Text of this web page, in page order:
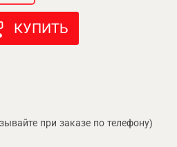
КУПИТЬ
при заказе по телефону)